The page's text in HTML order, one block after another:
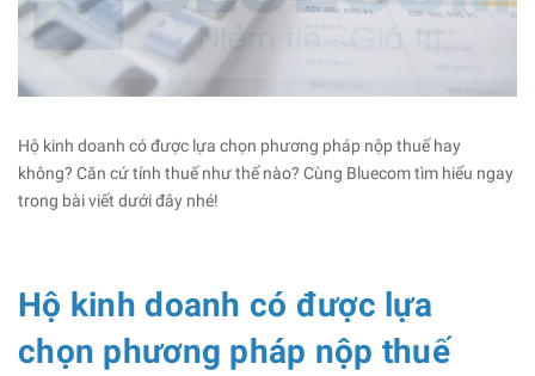
Hộ kinh doanh có được lựa chọn phương pháp nộp thuế hay
không? Căn cứ tính thuế như thế nào? Cùng Bluecom tìm hiểu ngay
trong bài viết dưới đây nhé!
Hộ kinh doanh có được lựa
chọn phương pháp nộp thuế